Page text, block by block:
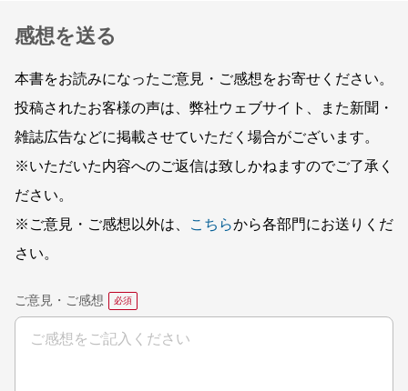
感想を送る
本書をお読みになったご意見・ご感想をお寄せください。
投稿されたお客様の声は、弊社ウェブサイト、また新聞・
雑誌広告などに掲載させていただく場合がございます。
※いただいた内容へのご返信は致しかねますのでご了承く
ださい。
※ご意見・ご感想以外は、
こちらから各部門にお送りくだ
さい。
ご意見・ご感想